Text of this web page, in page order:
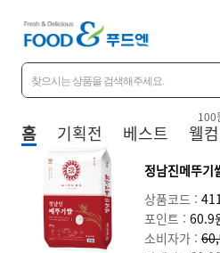
홈 기획전 베스트
100
웰
정남진메뚜기
상품코드 :
포인트 : 60.9
소비자가 :